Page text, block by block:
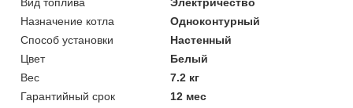
Вид топлива
Электричество
Назначение котла
Одноконтурный
Способ установки
Настенный
Цвет
Белый
Вес
7.2 кг
Гарантийный срок
12 мес